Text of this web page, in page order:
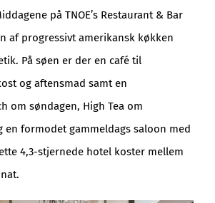
på TNOE’s Restaurant & Bar
af progressivt amerikansk køkken
På søen er der en café til
og aftensmad samt en
om søndagen, High Tea om
en formodet gammeldags saloon med
4,3-stjernede hotel koster mellem